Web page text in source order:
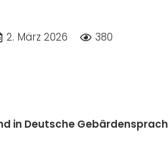
2. März 2026 380
in Deutsche